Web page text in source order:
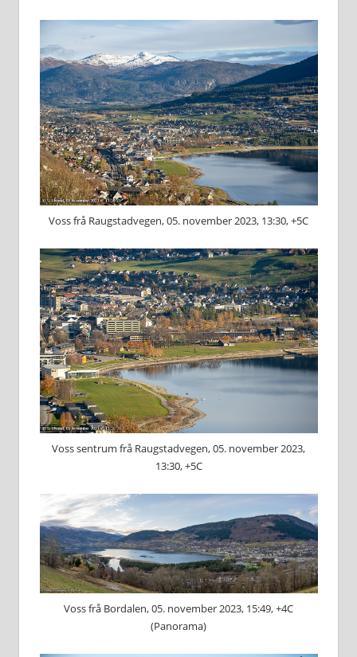
Voss frå Raugstadvegen, 05. november 2023, 13:30, +5C
Voss sentrum frå Raugstadvegen, 05. november 2023,
13:30, +5C
Voss frå Bordalen, 05. november 2023, 15:49, +4C
(Panorama)